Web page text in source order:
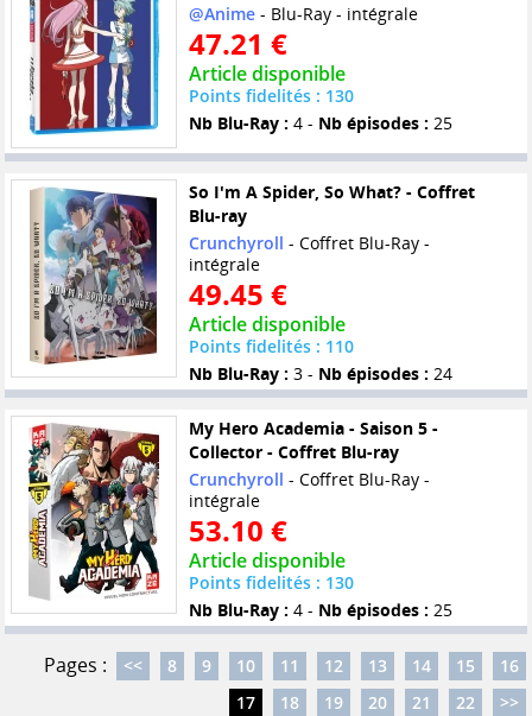
@Anime- Blu-Ray - intégrale
47.21 €
Article disponible
Points fidelités : 130
Nb Blu-Ray : 4 - Nb épisodes : 25
So I'm A Spider, So What? - Coffret
Blu-ray
Crunchyroll - Coffret Blu-Ray -
intégrale
49.45 €
Article disponible
Points fidelités : 110
Nb Blu-Ray : 3 - Nb épisodes : 24
My Hero Academia - Saison 5 -
Collector - Coffret Blu-ray
Crunchyroll - Coffret Blu-Ray -
intégrale
53.10 €
Article disponible
Points fidelités : 130
Nb Blu-Ray : 4 - Nb épisodes : 25
Pages : << 8 9 10 11 12 13 14 15
16
17
18 19 20 21 22 >>